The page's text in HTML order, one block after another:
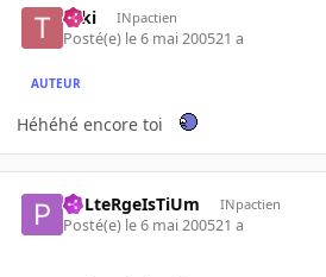
Taki INpactien
Posté(e) le 6 mai 200521 a
AUTEUR
Héhéhé encore toi
PoLteRgeIsTiUm INpactien
Posté(e) le 6 mai 200521 a